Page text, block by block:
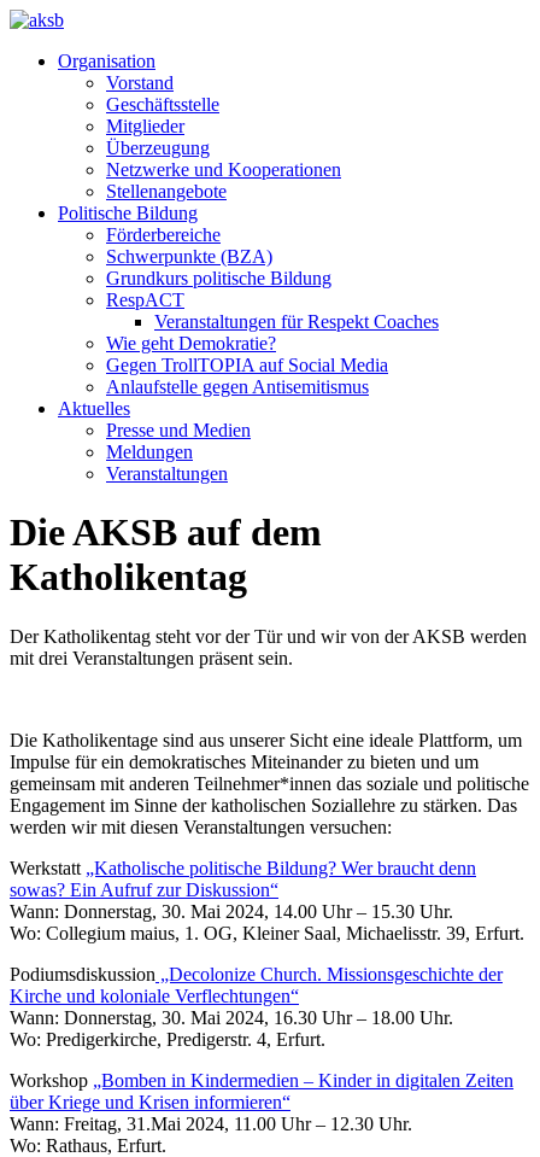
Organisation
Vorstand
Geschäftsstelle
Mitglieder
Überzeugung
Netzwerke und Kooperationen
Stellenangebote
Politische Bildung
Förderbereiche
Schwerpunkte (BZA)
Grundkurs politische Bildung
RespACT
Veranstaltungen für Respekt Coaches
Wie geht Demokratie?
Gegen TrollTOPIA auf Social Media
Anlaufstelle gegen Antisemitismus
Aktuelles
Presse und Medien
Meldungen
Veranstaltungen
Die AKSB auf dem
Katholikentag
Der Katholikentag steht vor der Tür und wir von der AKSB werden
mit drei Veranstaltungen präsent sein.
Die Katholikentage sind aus unserer Sicht eine ideale Plattform, um
Impulse für ein demokratisches Miteinander zu bieten und um
gemeinsam mit anderen Teilnehmer*innen das soziale und politische
Engagement im Sinne der katholischen Soziallehre zu stärken. Das
werden wir mit diesen Veranstaltungen versuchen:
Werkstatt „Katholische politische Bildung? Wer braucht denn
sowas? Ein Aufruf zur Diskussion“
Wann: Donnerstag, 30. Mai 2024, 14.00 Uhr – 15.30 Uhr.
Wo: Collegium maius, 1. OG, Kleiner Saal, Michaelisstr. 39, Erfurt.
Podiumsdiskussion „Decolonize Church. Missionsgeschichte der
Kirche und koloniale Verflechtungen“
Wann: Donnerstag, 30. Mai 2024, 16.30 Uhr – 18.00 Uhr.
Wo: Predigerkirche, Predigerstr. 4, Erfurt.
Workshop „Bomben in Kindermedien – Kinder in digitalen Zeiten
über Kriege und Krisen informieren“
Wann: Freitag, 31.Mai 2024, 11.00 Uhr – 12.30 Uhr.
Wo: Rathaus, Erfurt.